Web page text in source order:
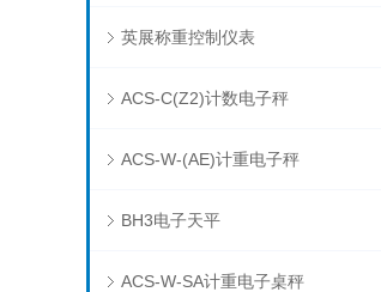
英展称重控制仪表
ACS-C(Z2)计数电子秤
ACS-W-(AE)计重电子秤
BH3电子天平
ACS-W-SA计重电子桌秤